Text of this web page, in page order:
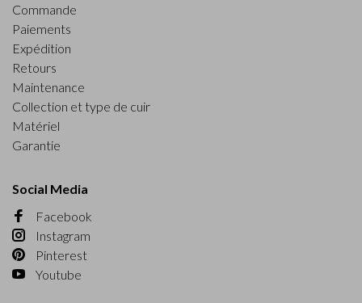
Commande
Paiements
Expédition
Retours
Maintenance
Collection et type de cuir
Matériel
Garantie
Social Media
Facebook
Instagram
Pinterest
Youtube